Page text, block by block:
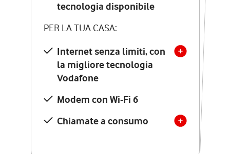
tecnologia disponibile
PER LA TUA CASA:
Internet senza limiti, con
la migliore tecnologia
Vodafone
Modem con Wi-Fi 6
Chiamate a consumo
tecnologia disponibile
PER LA TUA CASA:
Internet senza limiti, con
la migliore tecnologia
Vodafone
Modem Seven con Wi-Fi 7
Chiamate illimitate verso
numeri fissi e mobili
nazionali